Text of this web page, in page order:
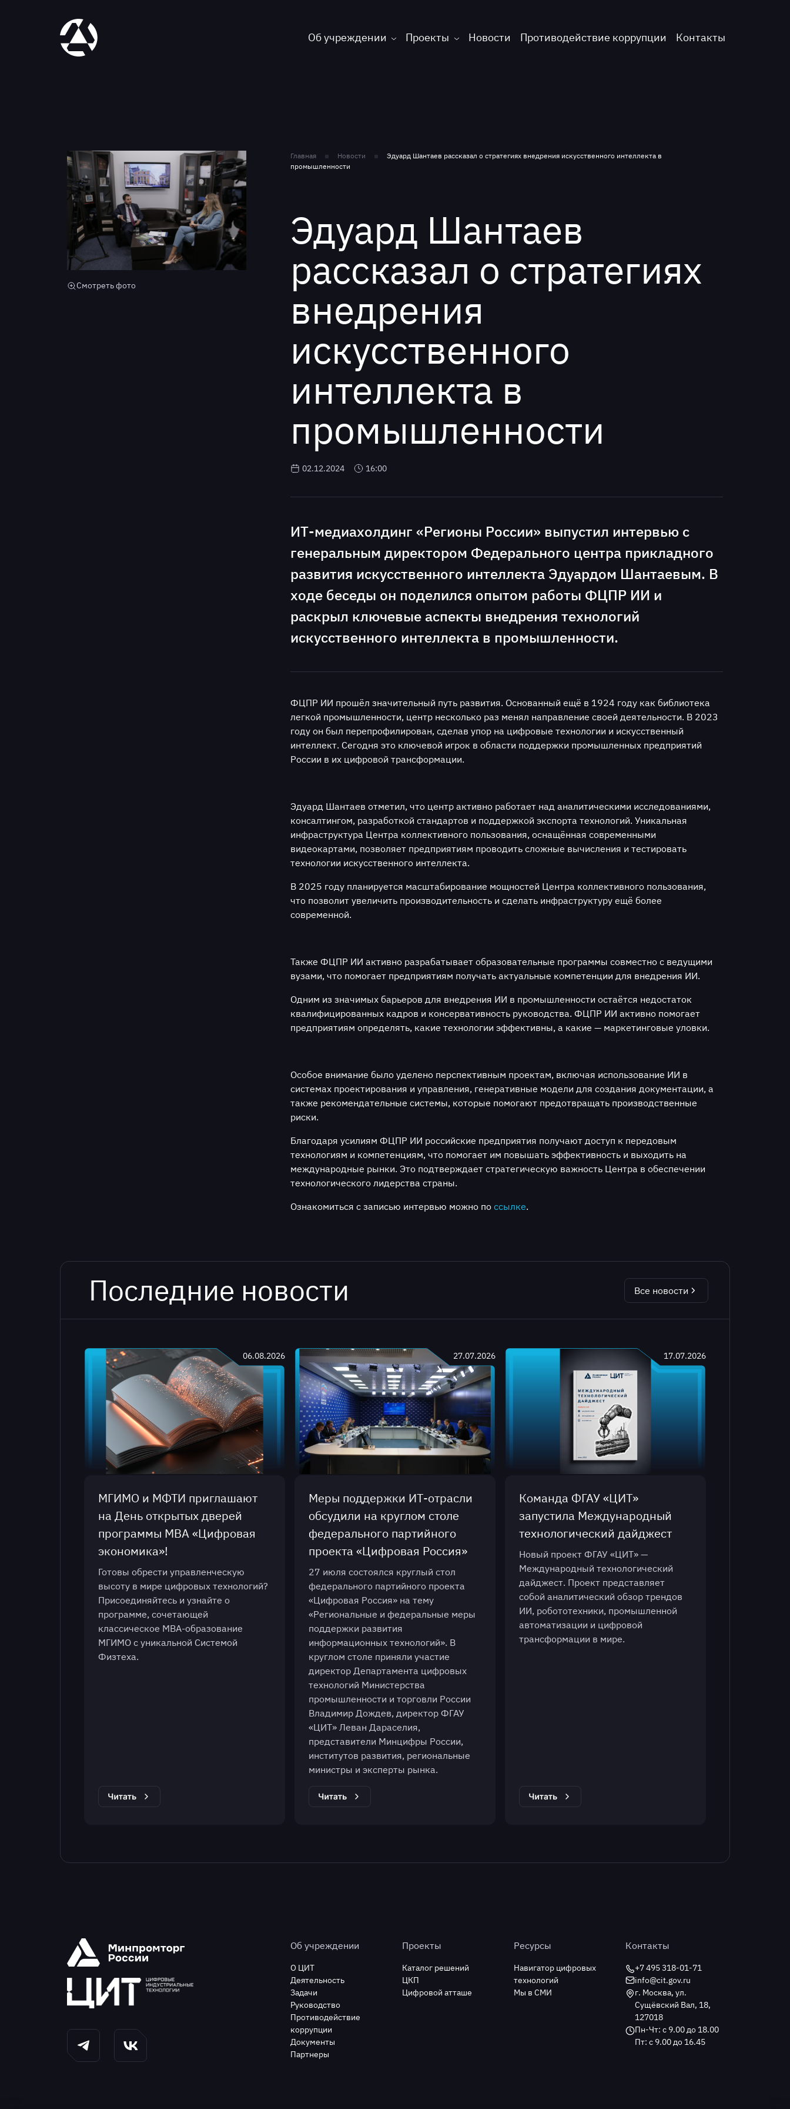
Об учреждении Проекты Новости Противодействие коррупции Контакты
Смотреть фото
Главная Новости
Эдуард Шантаев рассказал о стратегиях внедрения искусственного интеллекта в
промышленности
Эдуард Шантаев
рассказал о стратегиях
внедрения
искусственного
интеллекта в
промышленности
02.12.2024 16:00
ИТ-медиахолдинг «Регионы России» выпустил интервью с
генеральным директором Федерального центра прикладного
развития искусственного интеллекта Эдуардом Шантаевым. В
ходе беседы он поделился опытом работы ФЦПР ИИ и
раскрыл ключевые аспекты внедрения технологий
искусственного интеллекта в промышленности.
ФЦПР ИИ прошёл значительный путь развития. Основанный ещё в 1924 году как библиотека
легкой промышленности, центр несколько раз менял направление своей деятельности. В 2023
году он был перепрофилирован, сделав упор на цифровые технологии и искусственный
интеллект. Сегодня это ключевой игрок в области поддержки промышленных предприятий
России в их цифровой трансформации.
Эдуард Шантаев отметил, что центр активно работает над аналитическими исследованиями,
консалтингом, разработкой стандартов и поддержкой экспорта технологий. Уникальная
инфраструктура Центра коллективного пользования, оснащённая современными
видеокартами, позволяет предприятиям проводить сложные вычисления и тестировать
технологии искусственного интеллекта.
В 2025 году планируется масштабирование мощностей Центра коллективного пользования,
что позволит увеличить производительность и сделать инфраструктуру ещё более
современной.
Также ФЦПР ИИ активно разрабатывает образовательные программы совместно с ведущими
вузами, что помогает предприятиям получать актуальные компетенции для внедрения ИИ.
Одним из значимых барьеров для внедрения ИИ в промышленности остаётся недостаток
квалифицированных кадров и консервативность руководства. ФЦПР ИИ активно помогает
предприятиям определять, какие технологии эффективны, а какие — маркетинговые уловки.
Особое внимание было уделено перспективным проектам, включая использование ИИ в
системах проектирования и управления, генеративные модели для создания документации, а
также рекомендательные системы, которые помогают предотвращать производственные
риски.
Благодаря усилиям ФЦПР ИИ российские предприятия получают доступ к передовым
технологиям и компетенциям, что помогает им повышать эффективность и выходить на
международные рынки. Это подтверждает стратегическую важность Центра в обеспечении
технологического лидерства страны.
Ознакомиться с записью интервью можно по ссылке.
Последние новости Все новости
06.08.2026
МГИМО и МФТИ приглашают
на День открытых дверей
программы МВА «Цифровая
экономика»!
Готовы обрести управленческую
высоту в мире цифровых технологий?
Присоединяйтесь и узнайте о
программе, сочетающей
классическое МВА-образование
МГИМО с уникальной Системой
Физтеха.
27.07.2026
Меры поддержки ИТ-отрасли
обсудили на круглом столе
федерального партийного
проекта «Цифровая Россия»
27 июля состоялся круглый стол
федерального партийного проекта
«Цифровая Россия» на тему
«Региональные и федеральные меры
поддержки развития
информационных технологий». В
круглом столе приняли участие
директор Департамента цифровых
технологий Министерства
промышленности и торговли России
Владимир Дождев, директор ФГАУ
«ЦИТ» Леван Дараселия,
представители Минцифры России,
институтов развития, региональные
министры и эксперты рынка.
17.07.2026
Команда ФГАУ «ЦИТ»
запустила Международный
технологический дайджест
Новый проект ФГАУ «ЦИТ» —
Международный технологический
дайджест. Проект представляет
собой аналитический обзор трендов
ИИ, робототехники, промышленной
автоматизации и цифровой
трансформации в мире.
Об учреждении
О ЦИТ
Деятельность
Задачи
Руководство
Противодействие
коррупции
Документы
Партнеры
Проекты
Каталог решений
ЦКП
Цифровой атташе
Ресурсы
Навигатор цифровых
технологий
Мы в СМИ
Контакты
+7 495 318-01-71
info@cit.gov.ru
г. Москва, ул.
Сущёвский Вал, 18,
127018
Пн-Чт: с 9.00 до 18.00
Пт: с 9.00 до 16.45